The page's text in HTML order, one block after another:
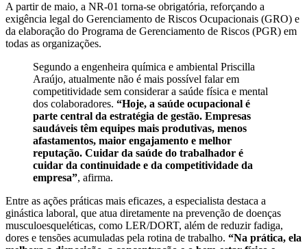
A partir de maio, a NR-01 torna-se obrigatória, reforçando a
exigência legal do Gerenciamento de Riscos Ocupacionais (GRO) e
da elaboração do Programa de Gerenciamento de Riscos (PGR) em
todas as organizações.
Segundo a engenheira química e ambiental Priscilla
Araújo, atualmente não é mais possível falar em
competitividade sem considerar a saúde física e mental
dos colaboradores. “Hoje, a saúde ocupacional é
parte central da estratégia de gestão. Empresas
saudáveis têm equipes mais produtivas, menos
afastamentos, maior engajamento e melhor
reputação. Cuidar da saúde do trabalhador é
cuidar da continuidade e da competitividade da
empresa”, afirma.
Entre as ações práticas mais eficazes, a especialista destaca a
ginástica laboral, que atua diretamente na prevenção de doenças
musculoesqueléticas, como LER/DORT, além de reduzir fadiga,
dores e tensões acumuladas pela rotina de trabalho. “Na prática, ela